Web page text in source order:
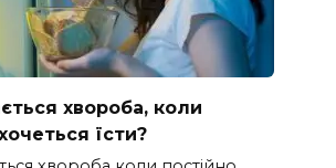
хвороба, коли
їсти?